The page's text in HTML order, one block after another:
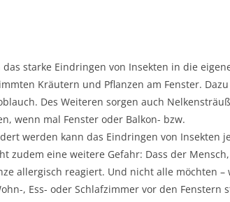
starke Eindringen von Insekten in die
Kräutern und Pflanzen am Fenster. Dazu
Des Weiteren sorgen auch
wenn mal Fenster oder Balkon- bzw.
werden kann das Eindringen von Insekten
zudem eine weitere Gefahr: Dass der
allergisch reagiert. Und nicht alle möchten –
, Ess- oder Schlafzimmer vor den Fenstern